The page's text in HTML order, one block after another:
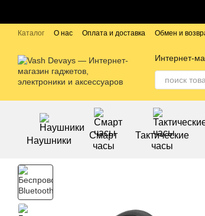
Каталог О нас Оплата и доставка Обмен и
Интернет-
Наушники
Смарт
часы
Тактические
часы